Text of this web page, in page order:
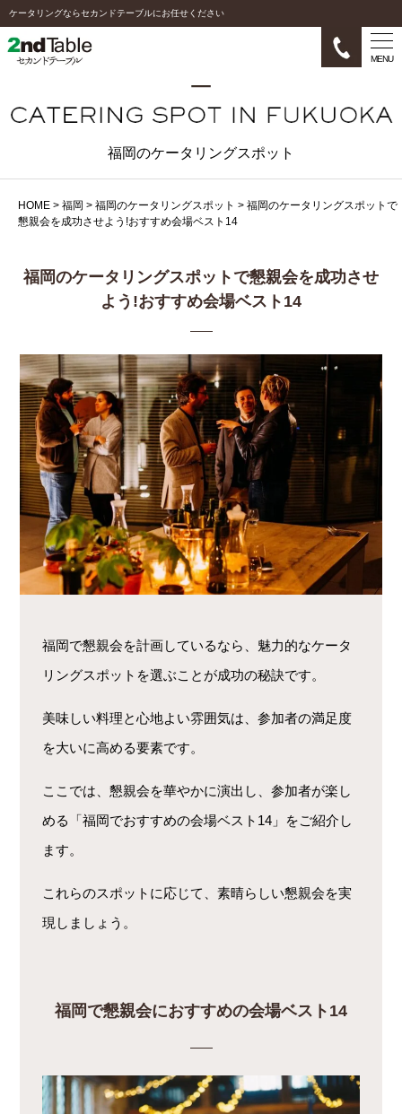
ケータリングならセカンドテーブルにお任せください
MENU
福岡のケータリングスポット
HOME > 福岡 > 福岡のケータリングスポット > 福岡のケータリングスポットで
懇親会を成功させよう!おすすめ会場ベスト14
福岡のケータリングスポットで懇親会を成功させ
よう!おすすめ会場ベスト14
福岡で懇親会を計画しているなら、魅力的なケータ
リングスポットを選ぶことが成功の秘訣です。
美味しい料理と心地よい雰囲気は、参加者の満足度
を大いに高める要素です。
ここでは、懇親会を華やかに演出し、参加者が楽し
める「福岡でおすすめの会場ベスト14」をご紹介し
ます。
これらのスポットに応じて、素晴らしい懇親会を実
現しましょう。
福岡で懇親会におすすめの会場ベスト14